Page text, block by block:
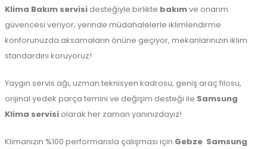
Klima Bakım servisi desteğiyle birlikte bakımve onarım
güvencesi veriyor; yerinde müdahalelerle iklimlendirme
konforunuzda aksamaların önüne geçiyor, mekanlarınızın iklim
standardını koruyoruz!
Yaygın servis ağı, uzman teknisyen kadrosu, geniş araç filosu,
orijinal yedek parça temini ve değişim desteği ile Samsung
Klima servisi olarak her zaman yanınızdayız!
Klimanızın %100 performansla çalışması için Gebze Samsung